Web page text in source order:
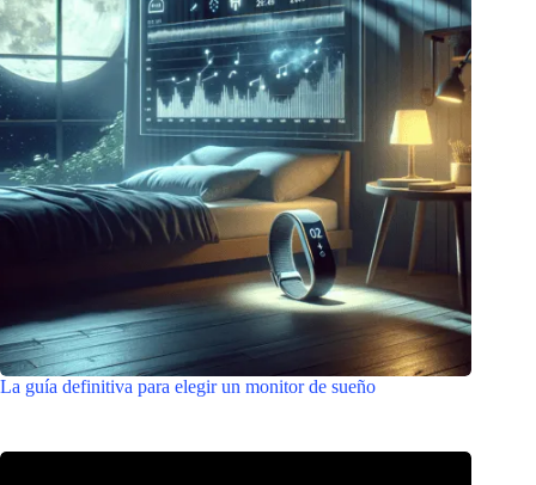
La guía definitiva para elegir un monitor de sueño